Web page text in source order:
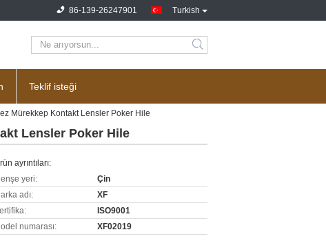
Turkish
86-139-26247901
Teklif isteği
Mürekkep Kontakt Lensler Poker Hile
Lensler Poker Hile
ayrıntıları:
yeri:
Çin
adı:
XF
ISO9001
numarası:
XF02019